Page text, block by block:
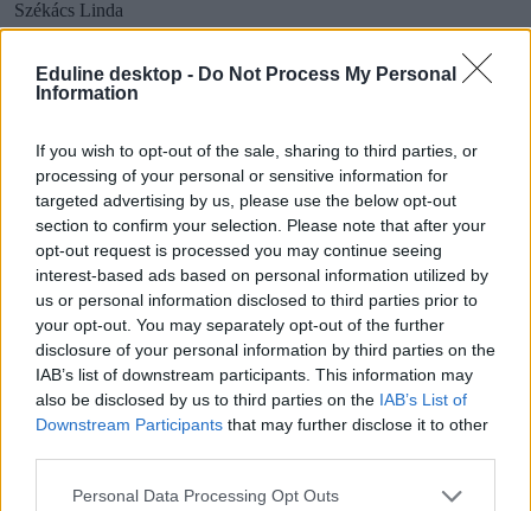
Eduline desktop - Do Not Process My Personal
Information
If you wish to opt-out of the sale, sharing to third parties, or
processing of your personal or sensitive information for
targeted advertising by us, please use the below opt-out
section to confirm your selection. Please note that after your
opt-out request is processed you may continue seeing
interest-based ads based on personal information utilized by
us or personal information disclosed to third parties prior to
your opt-out. You may separately opt-out of the further
disclosure of your personal information by third parties on the
IAB’s list of downstream participants. This information may
also be disclosed by us to third parties on the IAB’s List of
Downstream Participants that may further disclose it to other
Personal Data Processing Opt Outs
Székács Linda
ponthatárok
Továbbra sem elérhetőek a ponthatárok a felvi.hu-n, és sms-t sem
kaptak még a felvételizők.
Érettségi-felvételi
Székács Linda
Pótfelvételi 2025: egy hét múlva kihirdetik a
ponthatárokat
Augusztus 27-én minden pótfelvételiző megtudja, felvették-e az